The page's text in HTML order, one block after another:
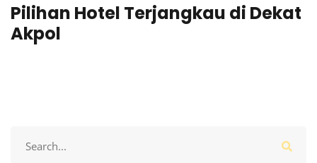
Pilihan Hotel Terjangkau di Dekat
Akpol
for: